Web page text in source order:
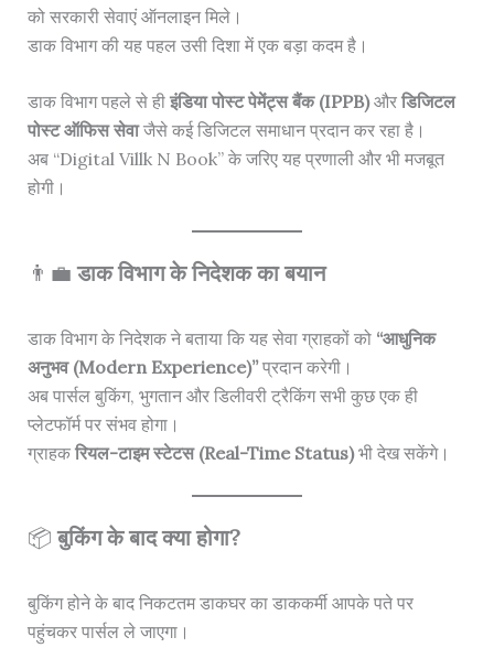
को सरकारी सेवाएं ऑनलाइन मिले।
डाक विभाग की यह पहल उसी दिशा में एक बड़ा कदम है।
डाक विभाग पहले से ही इंडिया पोस्ट पेमेंट्स बैंक (IPPB)और डिजिटल
पोस्ट ऑफिस सेवाजैसे कई डिजिटल समाधान प्रदान कर रहा है।
अब “Digital Villk N Book” के जरिए यह प्रणाली और भी मजबूत
होगी।
👨‍💼डाक विभाग के निदेशक का बयान
डाक विभाग के निदेशक ने बताया कि यह सेवा ग्राहकों को “आधुनिक
अनुभव (Modern Experience)”प्रदान करेगी।
अब पार्सल बुकिंग, भुगतान और डिलीवरी ट्रैकिंग सभी कुछ एक ही
प्लेटफॉर्म पर संभव होगा।
ग्राहक रियल-टाइम स्टेटस (Real-Time Status)भी देख सकेंगे।
📦बुकिंग के बाद क्या होगा?
बुकिंग होने के बाद निकटतम डाकघर का डाककर्मी आपके पते पर
पहुंचकर पार्सल ले जाएगा।